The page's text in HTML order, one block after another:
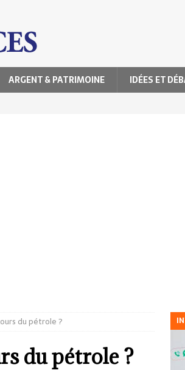
ARGENT & PATRIMOINE IDÉES ET
du pétrole ?
du pétrole ?